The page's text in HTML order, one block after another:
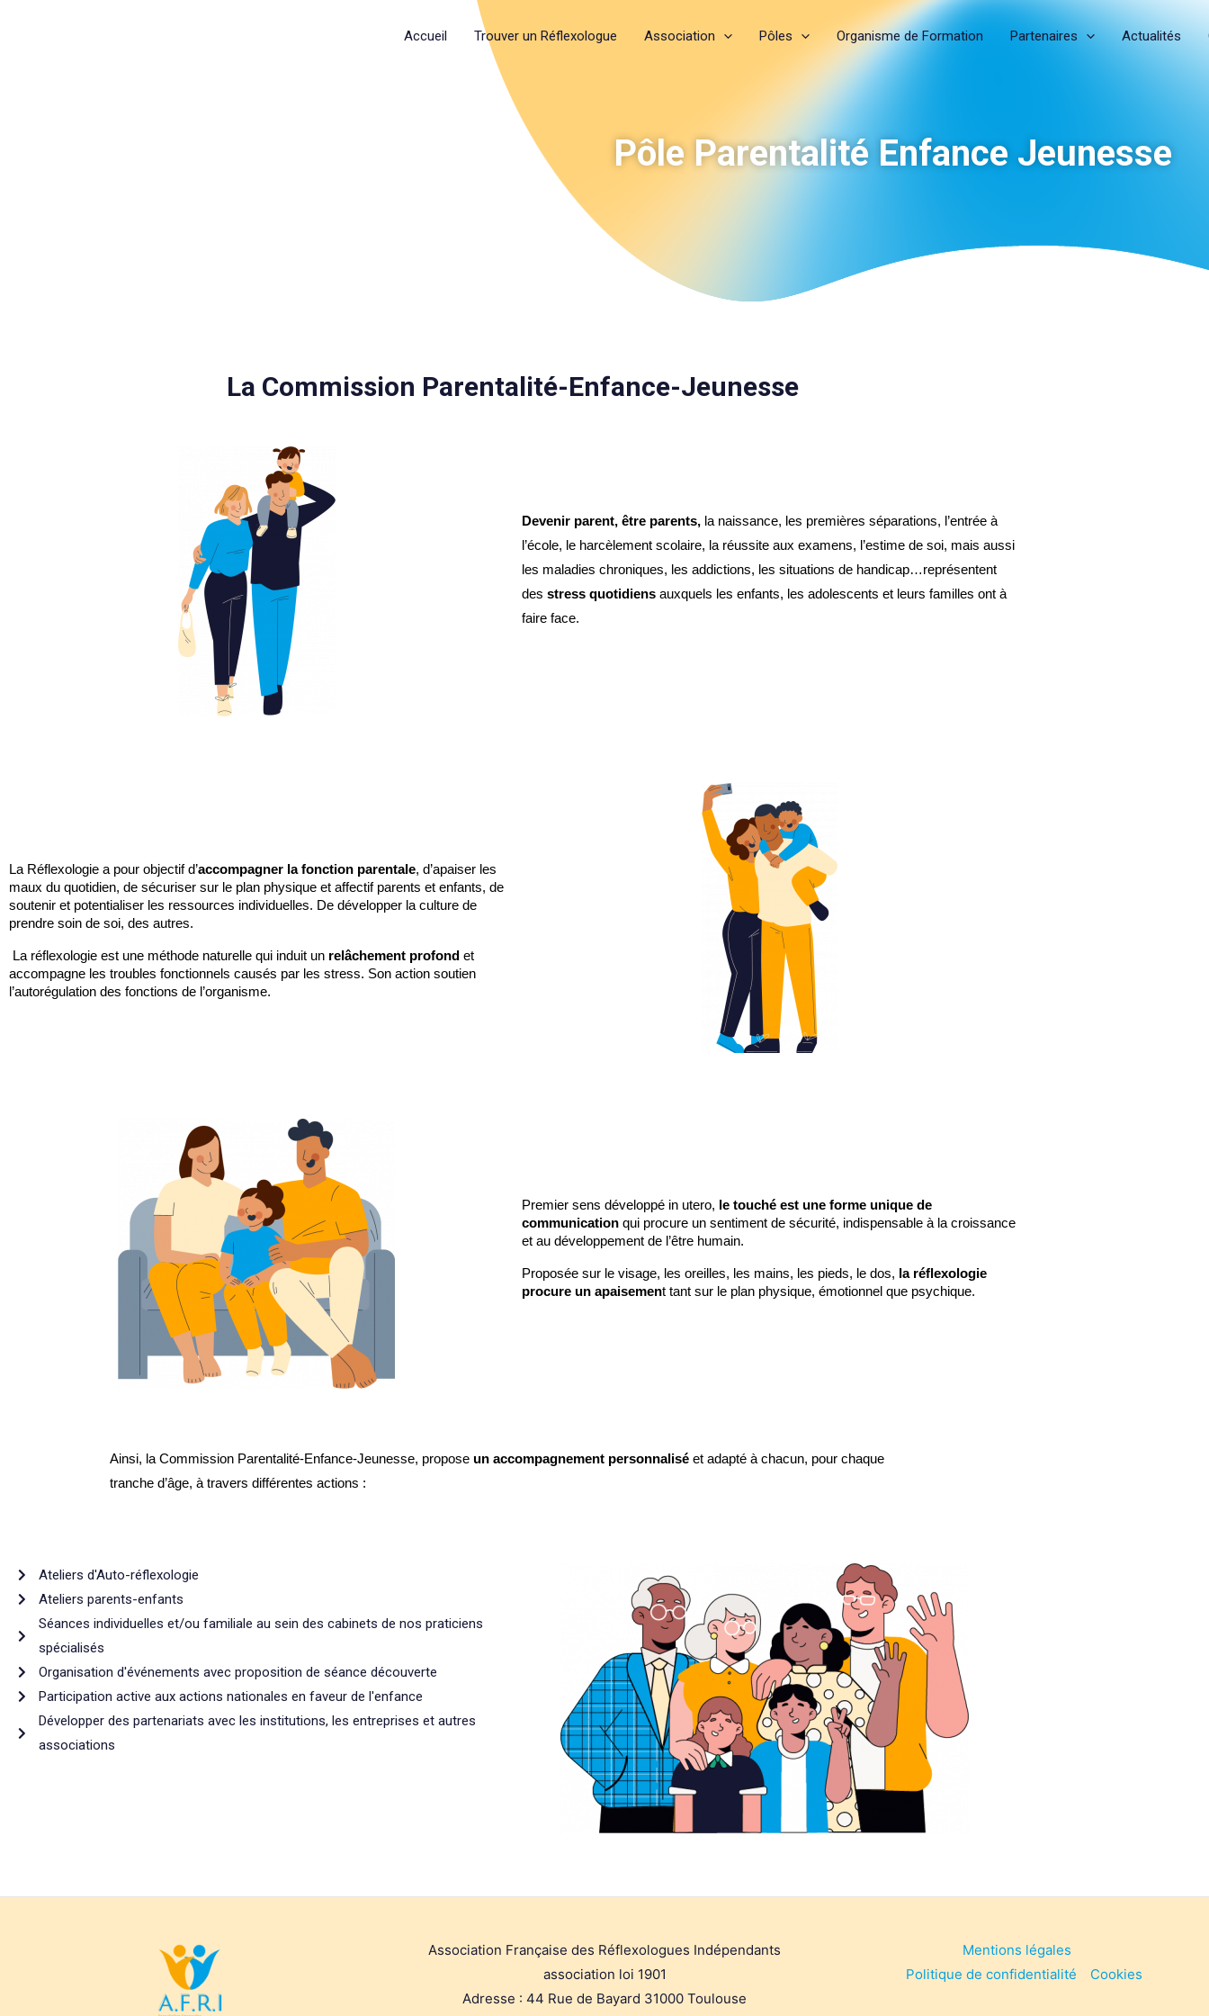
Accueil Trouver un Réflexologue Association Pôles Organisme de Formation Partenaires Actualités
Pôle Parentalité Enfance Jeunesse
La Commission Parentalité-Enfance-Jeunesse
Devenir parent, être parents, la naissance, les premières séparations, l’entrée à
l’école, le harcèlement scolaire, la réussite aux examens, l’estime de soi, mais aussi
les maladies chroniques, les addictions, les situations de handicap…représentent
des stress quotidiens auxquels les enfants, les adolescents et leurs familles ont à
faire face.
La Réflexologie a pour objectif d’accompagner la fonction parentale, d’apaiser les
maux du quotidien, de sécuriser sur le plan physique et affectif parents et enfants, de
soutenir et potentialiser les ressources individuelles. De développer la culture de
prendre soin de soi, des autres.
La réflexologie est une méthode naturelle qui induit un relâchement profond et
accompagne les troubles fonctionnels causés par les stress. Son action soutien
l’autorégulation des fonctions de l’organisme.
Premier sens développé in utero, le touché est une forme unique de
communication qui procure un sentiment de sécurité, indispensable à la croissance
et au développement de l’être humain.
Proposée sur le visage, les oreilles, les mains, les pieds, le dos, la réflexologie
procure un apaisement tant sur le plan physique, émotionnel que psychique.
Ainsi, la Commission Parentalité-Enfance-Jeunesse, propose un accompagnement personnalisé et adapté à chacun, pour chaque
tranche d’âge, à travers différentes actions :
Ateliers d'Auto-réflexologie
Ateliers parents-enfants
Séances individuelles et/ou familiale au sein des cabinets de nos praticiens
spécialisés
Organisation d'événements avec proposition de séance découverte
Participation active aux actions nationales en faveur de l'enfance
Développer des partenariats avec les institutions, les entreprises et autres
associations
Association Française des Réflexologues Indépendants
association loi 1901
Adresse : 44 Rue de Bayard 31000 Toulouse
Mentions légales
Politique de confidentialité
Cookies